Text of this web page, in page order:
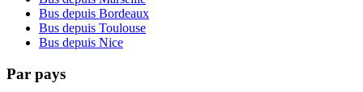
Bus depuis Bordeaux
Bus depuis Toulouse
Bus depuis Nice
Par pays